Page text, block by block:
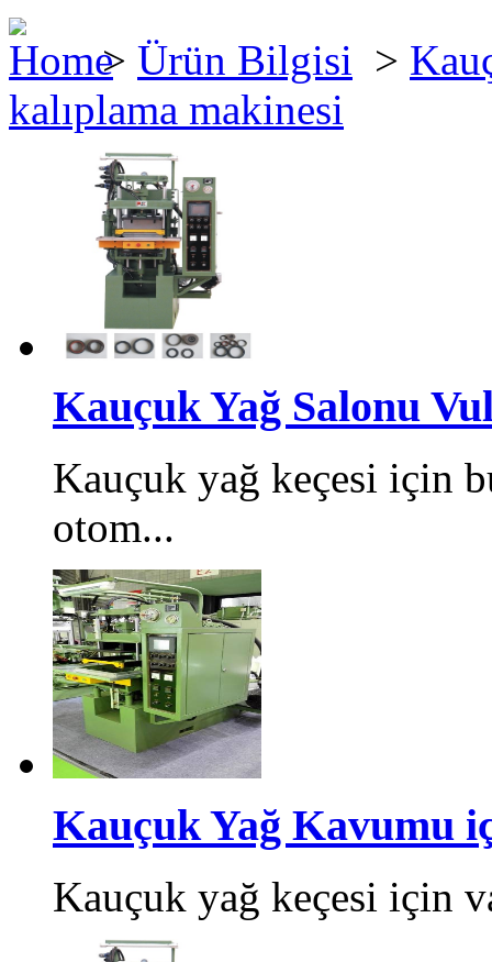
> Ürün Bilgisi >
kalıplama makinesi
Kauçuk Yağ Salonu
Kauçuk yağ keçesi için
otom...
Kauçuk Yağ Kavumu
Kauçuk yağ keçesi için